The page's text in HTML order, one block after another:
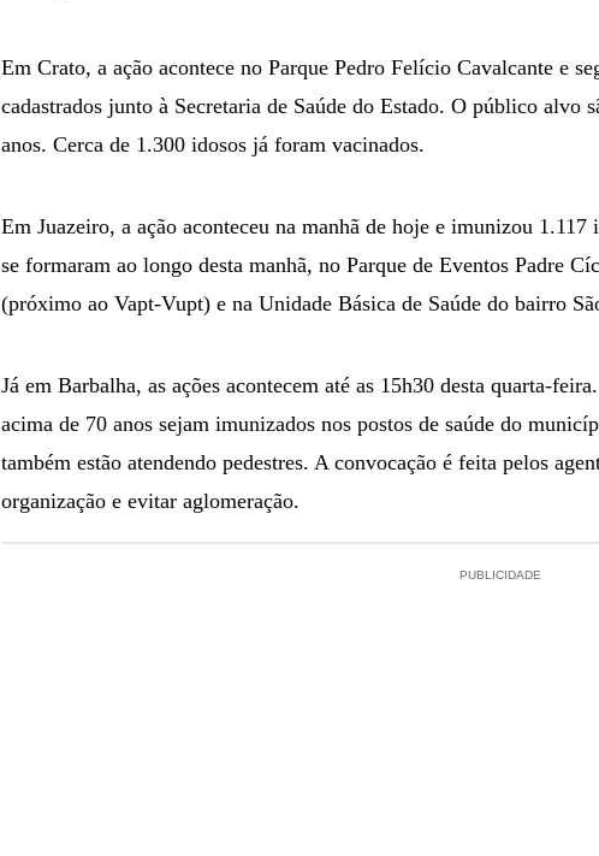
Em Crato, a ação acontece no Parque Pedro Felício Cavalcante e
cadastrados junto à Secretaria de Saúde do Estado. O público alvo
anos. Cerca de 1.300 idosos já foram vacinados.
Em Juazeiro, a ação aconteceu na manhã de hoje e imunizou
se formaram ao longo desta manhã, no Parque de Eventos Padre
(próximo ao Vapt-Vupt) e na Unidade Básica de Saúde do bairro
Já em Barbalha, as ações acontecem até as 15h30 desta quarta-
acima de 70 anos sejam imunizados nos postos de saúde do
também estão atendendo pedestres. A convocação é feita pelos
organização e evitar aglomeração.
PUBLICIDADE